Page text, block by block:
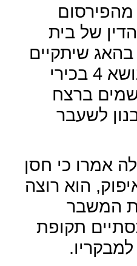
של בית
בהאג שיתקיים
ב-18 בחודש בנושא 4 בכירי
ברצח
לשעבר
אמרו כי חסן
הוא רוצה
המשבר
תקופת